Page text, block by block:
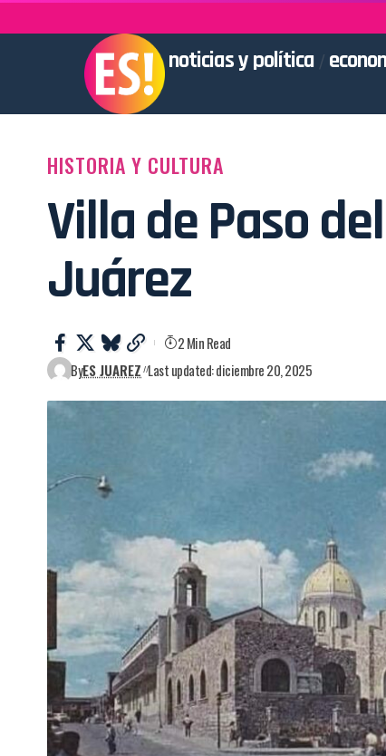
noticias y política
HISTORIA Y CULTURA
Villa de Paso
Juárez
ByES JUAREZ Last updated: diciembre 20, 2025
2 Min Read